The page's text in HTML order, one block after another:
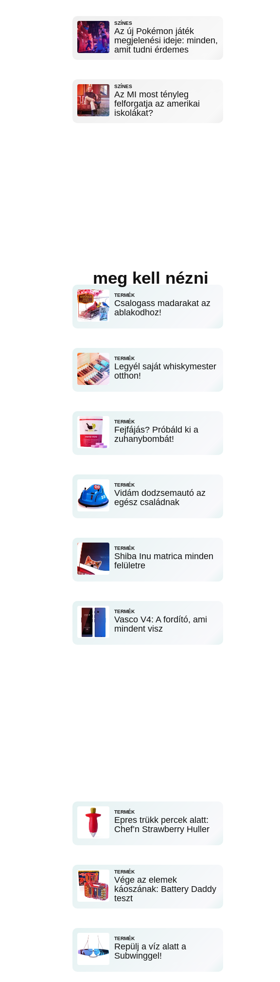
SZÍNES
Az új Pokémon játék
megjelenési ideje: minden,
amit tudni érdemes
SZÍNES
Az MI most tényleg
felforgatja az amerikai
iskolákat?
meg kell nézni
TERMÉK
Csalogass madarakat az
ablakodhoz!
TERMÉK
Legyél saját whiskymester
otthon!
TERMÉK
Fejfájás? Próbáld ki a
zuhanybombát!
TERMÉK
Vidám dodzsemautó az
egész családnak
TERMÉK
Shiba Inu matrica minden
felületre
TERMÉK
Vasco V4: A fordító, ami
mindent visz
TERMÉK
Epres trükk percek alatt:
Chef’n Strawberry Huller
TERMÉK
Vége az elemek
káoszának: Battery Daddy
teszt
TERMÉK
Repülj a víz alatt a
Subwinggel!